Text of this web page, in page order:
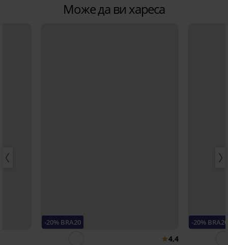
Може да ви хареса
-20% BRA20
4,4
-20% BRA20